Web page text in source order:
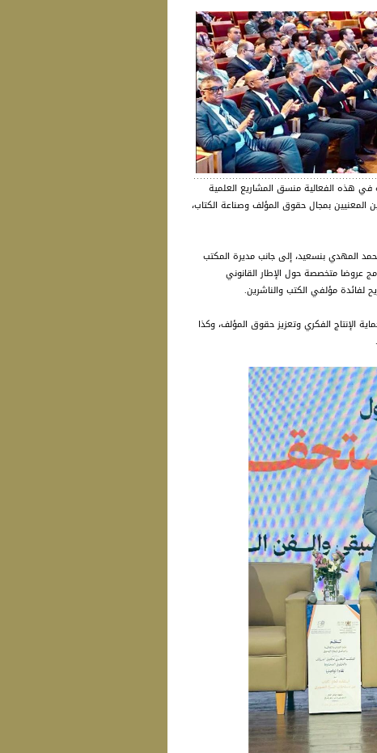
في هذه الفعالية منسق المشاريع العلمية
المعنيين بمجال حقوق المؤلف وصناعة الكتاب،
المهدي بنسعيد، إلى جانب مديرة المكتب
عروضا متخصصة حول الإطار القانوني
لفائدة مؤلفي الكتب والناشرين.
الإنتاج الفكري وتعزيز حقوق المؤلف، وكذا